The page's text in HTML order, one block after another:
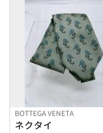
BOTTEGA VENETA
ネクタイ